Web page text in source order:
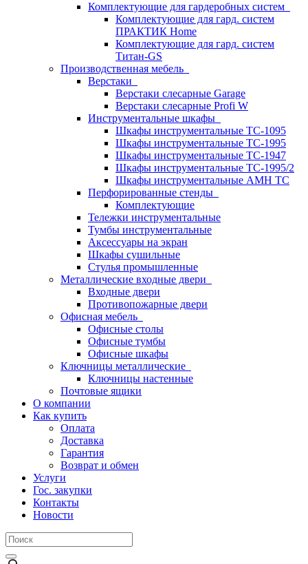
Комплектующие для гардеробных систем
Комплектующие для гард. систем
ПРАКТИК Home
Комплектующие для гард. систем
Титан-GS
Производственная мебель
Верстаки
Верстаки слесарные Garage
Верстаки слесарные Profi W
Инструментальные шкафы
Шкафы инструментальные TC-1095
Шкафы инструментальные TC-1995
Шкафы инструментальные TC-1947
Шкафы инструментальные TC-1995/2
Шкафы инструментальные AMH TC
Перфорированные стенды
Комплектующие
Тележки инструментальные
Тумбы инструментальные
Аксессуары на экран
Шкафы сушильные
Стулья промышленные
Металлические входные двери
Входные двери
Противопожарные двери
Офисная мебель
Офисные столы
Офисные тумбы
Офисные шкафы
Ключницы металлические
Ключницы настенные
Почтовые ящики
О компании
Как купить
Оплата
Доставка
Гарантия
Возврат и обмен
Услуги
Гос. закупки
Контакты
Новости